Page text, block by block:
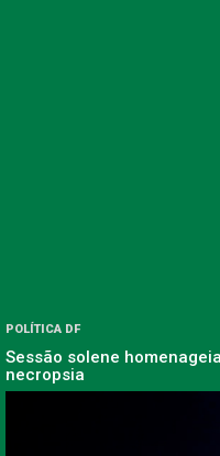
POLÍTICA DF
Sessão solene
necropsia